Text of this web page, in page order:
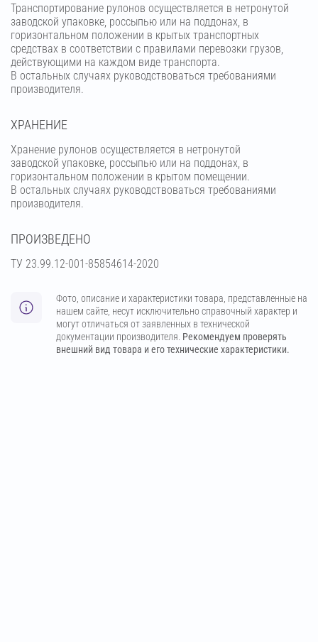
Транспортирование рулонов осуществляется в нетронутой
заводской упаковке, россыпью или на поддонах, в
горизонтальном положении в крытых транспортных
средствах в соответствии с правилами перевозки грузов,
действующими на каждом виде транспорта.
В остальных случаях руководствоваться требованиями
производителя.
ХРАНЕНИЕ
Хранение рулонов осуществляется в нетронутой
заводской упаковке, россыпью или на поддонах, в
горизонтальном положении в крытом помещении.
В остальных случаях руководствоваться требованиями
производителя.
ПРОИЗВЕДЕНО
ТУ 23.99.12-001-85854614-2020
Фото, описание и характеристики товара, представленные на
нашем сайте, несут исключительно справочный характер и
могут отличаться от заявленных в технической
документации производителя. Рекомендуем проверять
внешний вид товара и его технические характеристики.